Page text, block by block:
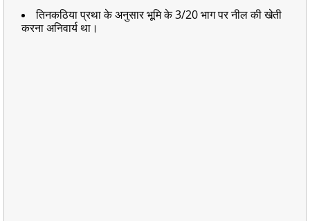
तिनकठिया प्रथा के अनुसार भूमि के 3/20 भाग पर नील की खेती
करना अनिवार्य था।